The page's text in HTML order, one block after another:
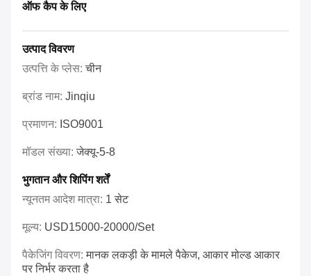
ऑफ कैप के लिए
उत्पाद विवरण
उत्पत्ति के प्लेस:चीन
ब्रांड नाम: Jinqiu
प्रमाणन: ISO9001
मॉडल संख्या:जेक्यू-5-8
भुगतान और शिपिंग शर्तें
न्यूनतम आदेश मात्रा: 1 सेट
मूल्य: USD15000-20000/set
पैकेजिंग विवरण:मानक लकड़ी के मामले पैकेज, आकार मोल्ड आकार
पर निर्भर करता है